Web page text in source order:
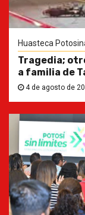
Huasteca
Tragedia;
a familia de
4 de agosto de